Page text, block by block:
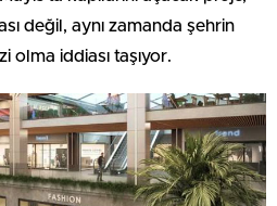
değil, aynı zamanda şehrin
olma iddiası taşıyor.